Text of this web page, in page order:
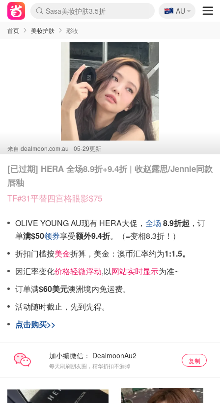
lululemon折扣上新
Sasa美妆护肤3.5折
SSENSE年中3折
FreshBeauty好价汇总
Cettire降价+叠9折
WWS Coles超市实拍
viagogo二手票捡漏
Myer超级周末1折
The Outnet奢牌1折起
David Jones 3折起
Flannels大牌1折
Perfumes Club护肤1折
AMIRO返校季6.2折
Amazon折扣汇总
eToro入金$200送$50
Amazon数码好物
ICONIC本周7.5折
ThedoubleF高奢地板价
Moose Knuckles 6折
丝芙兰5折起
EUFY官网3.7折起
Selenichast首饰2折
Trip机票酒店促销
YSL送5件彩妆礼
Amazon家居好物
Amazon美妆护肤
雅漾大喷$8
过敏原检测盒$33
伊索独家赠50ml沐浴露
科颜氏清仓3折
SEALIFE海洋馆门票6折
丝塔芙大白罐$16
订阅Newsletter送香薰
Cult Beauty 6.8折
Harrods圣诞日历2.3折
LN-CC奢牌私促3折
d'Alba空姐喷雾$16
EVE LOM套装逆天2折
Bernardelli独家4折
Adore Beauty 6折起
CT圣诞日历
Mytheresa奢品2.7折
Luxury Escapes 9折
Currentbody美容仪9折
MOON Garden Live
Roborock扫地机3.7折
Tingo Life水杯$24
Valentino官网5折
CR洗发护发6.3折
修丽可套装7.4折
Myer彩妆2件7折
GANNI官网4.5折
Stylevana韩妆4折
Tessabit高奢8.5折
OGX洗护4折
Amazon阿德莱德次日达
卡诗8.5折+赠礼
Philips Hue灯具8折
🇦🇺
AU
首页 美妆护肤 彩妆
来自 dealmoon.com.au 05-29更新
[已过期] HERA 全场8.9折+9.4折 | 收赵露思/Jennie同款
唇釉
TF#31平替四宫格眼影$75
OLIVE YOUNG AU现有 HERA大促， 全场 8.9折起 ，订
单满$50领券享受额外9.4折。（=变相8.3折！）
折扣门槛按美金折算，美金：澳币汇率约为1:1.5。
因汇率变化价格轻微浮动,以网站实时显示为准~
订单满$60美元澳洲境内免运费。
活动随时截止，先到先得。
点击购买>>
加小编微信：
每天刷刷朋友圈，精华折扣不漏掉
复制